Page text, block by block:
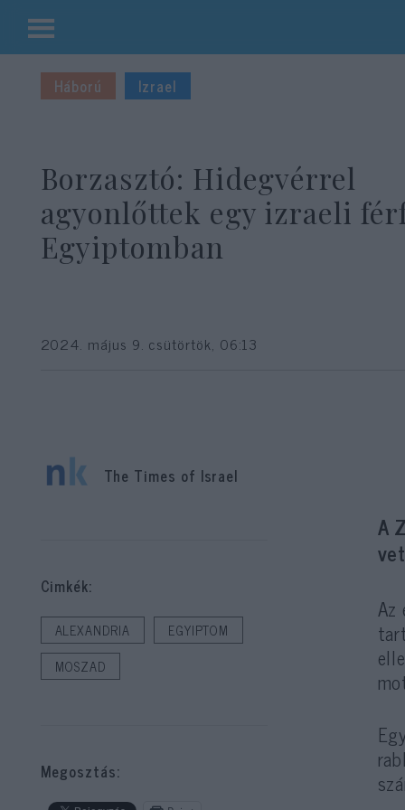
Kilépés
tartalomba
Háború Izrael
Borzasztó: Hidegvérrel
agyonlőttek egy izraeli
Egyiptomban
2024. május 9. csütörtök, 06:13
A
The Times of Israel
Cimkék:
ALEXANDRIA
EGYIPTOM
MOSZAD
Megosztás: